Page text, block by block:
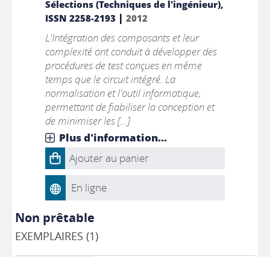
Sélections (Techniques de l'ingénieur),
ISSN 2258-2193| 2012
L'Intégration des composants et leur
complexité ont conduit à développer des
procédures de test conçues en même
temps que le circuit intégré. La
normalisation et l'outil informatique,
permettant de fiabiliser la conception et
de minimiser les [...]
Plus d'information...
Ajouter au panier
En ligne
Non prêtable
EXEMPLAIRES (1)